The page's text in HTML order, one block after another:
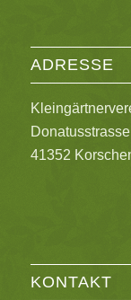
ADRESSE
41352
KONTAKT